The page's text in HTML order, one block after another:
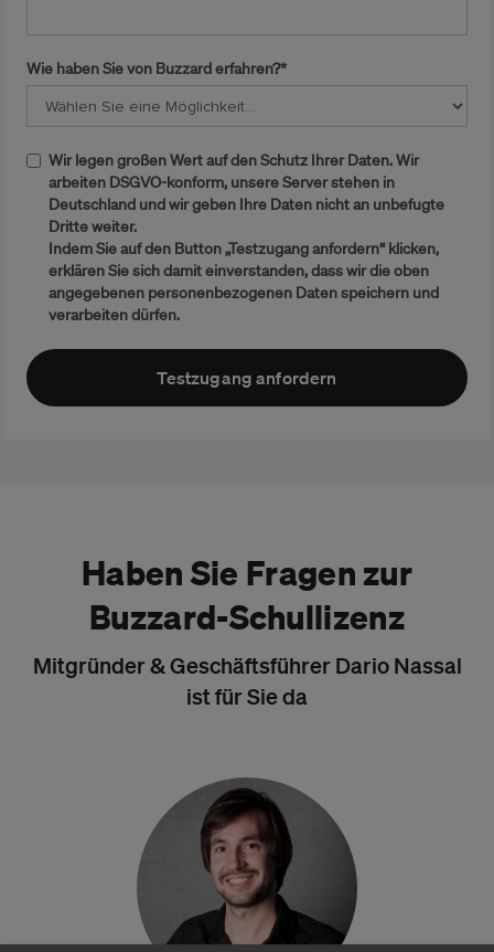
Wie haben Sie von Buzzard erfahren?*
Wir legen großen Wert auf den Schutz Ihrer Daten. Wir
arbeiten DSGVO-konform, unsere Server stehen in
Deutschland und wir geben Ihre Daten nicht an unbefugte
Dritte weiter.
Indem Sie auf den Button „Testzugang anfordern“ klicken,
erklären Sie sich damit einverstanden, dass wir die oben
angegebenen personenbezogenen Daten speichern und
verarbeiten dürfen.
Haben Sie Fragen zur
Buzzard-Schullizenz
Mitgründer & Geschäftsführer Dario Nassal
ist für Sie da